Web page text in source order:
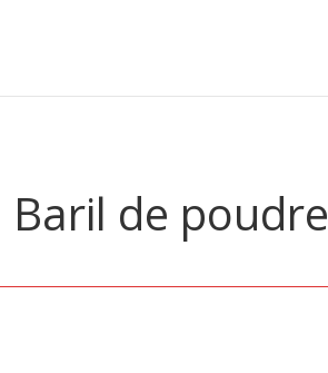
Baril de poudre